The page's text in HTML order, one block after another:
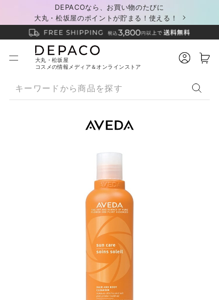
DEPACOなら、お買い物のたびに
大丸・松坂屋のポイントが貯まる！使える！
大丸・松坂屋
コスメの情報メディア＆オンラインストア